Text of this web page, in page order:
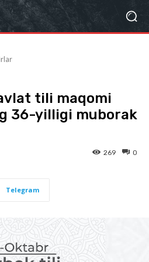
tili maqomi
36-yilligi muborak
0
269
Telegram